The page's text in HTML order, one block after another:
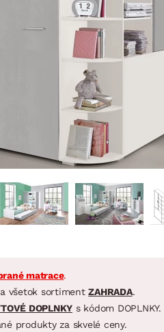
STOLOVANIE A VARENIE
Jedálenský servis
Zobrazit vše
Kúpeľňové zostavy
Jedálenské zostavy
matrace.
všetok sortimentZAHRADA.
DOPLNKY s kódom DOPLNKY.
produkty za skvelé ceny.